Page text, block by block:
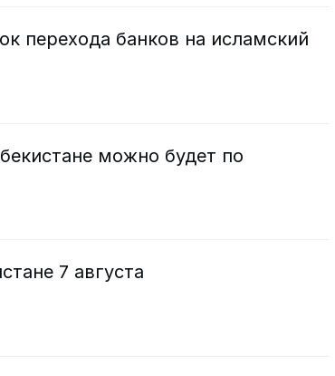
перехода банков на исламский
можно будет по
7 августа